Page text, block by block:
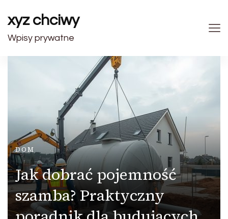
xyz chciwy
Wpisy prywatne
DOM
Jak dobrać pojemność
szamba? Praktyczny